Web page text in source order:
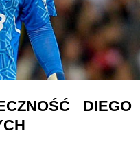
DIEGO